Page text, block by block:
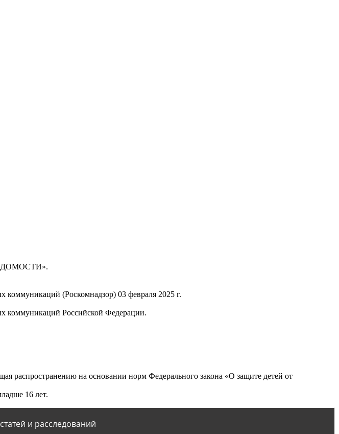
(Роскомнадзор) 03 февраля 2025 г.
коммуникаций Российской Федерации.
на основании норм Федерального закона «О защите детей от
16 лет.
и расследований